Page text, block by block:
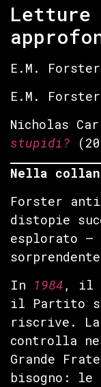
Letture
E.M.
E.M.
Nicholas
stupidi?
Nella
Forster
distopie
esplorato —
In 1984 , il
il Partito
riscrive. La
controlla
Grande
bisogno: le